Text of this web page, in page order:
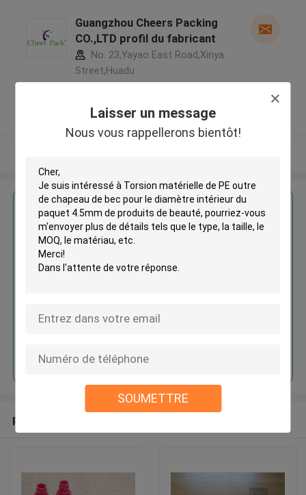
Laisser un message
Nous vous rappellerons bientôt!
SOUMETTRE
Guangzhou Cheers Packing
CO.,LTD profil du fabricant
No. 23,Yayao East Road,Xinya
Street,Huadu
Fournisseur vérifié
Torsion matérielle de PE outre
de chapeau de bec pour le
produits recommandés